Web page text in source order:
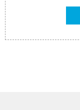
gehören z. B.
Ihr Lagergut